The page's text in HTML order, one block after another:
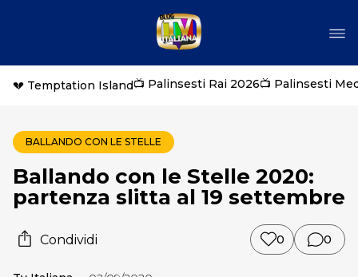
💔 Temptation Island📺 Palinsesti Rai 2026📺 Palinsesti
BALLANDO CON LE STELLE
Ballando con le Stelle 2020:
partenza slitta al 19 settembre
Condividi 0 0